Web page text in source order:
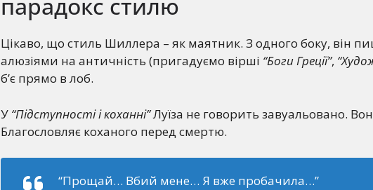
парадокс стилю
Цікаво, що стиль Шиллера – як маятник. З одного боку, він
алюзіями на античність (пригадуємо вірші “Боги Греції”,
б’є прямо в лоб.
У “Підступності і коханні”Луїза не говорить завуальовано.
Благословляє коханого перед смертю.
“Прощай… Вбий мене… Я вже пробачила…”